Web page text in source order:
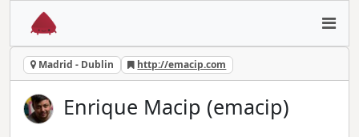
Madrid - Dublin http://emacip.com
Enrique Macip (emacip)